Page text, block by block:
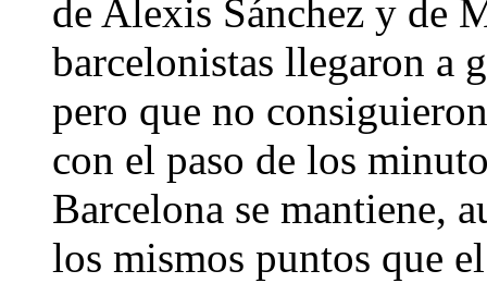
de Alexis Sánchez y de
barcelonistas llegaron a
pero que no
con el paso de los
Barcelona se mantiene,
los mismos puntos que